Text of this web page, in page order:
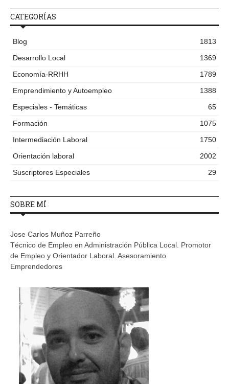
CATEGORÍAS
Blog
1813
Desarrollo Local
1369
Economía-RRHH
1789
Emprendimiento y Autoempleo
1388
Especiales - Temáticas
65
Formación
1075
Intermediación Laboral
1750
Orientación laboral
2002
Suscriptores Especiales
29
SOBRE MÍ
Jose Carlos Muñoz Parreño
Técnico de Empleo en Administración Pública Local. Promotor
de Empleo y Orientador Laboral. Asesoramiento
Emprendedores